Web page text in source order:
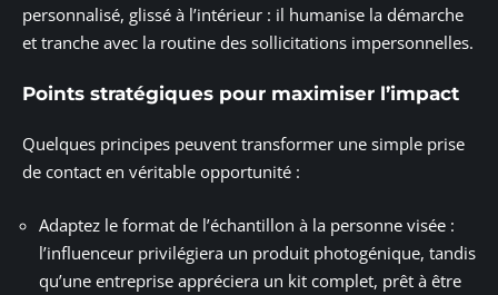
personnalisé, glissé à l’intérieur : il humanise la démarche
et tranche avec la routine des sollicitations impersonnelles.
Points stratégiques pour maximiser l’impact
Quelques principes peuvent transformer une simple prise
de contact en véritable opportunité :
Adaptez le format de l’échantillon à la personne visée :
l’influenceur privilégiera un produit photogénique, tandis
qu’une entreprise appréciera un kit complet, prêt à être